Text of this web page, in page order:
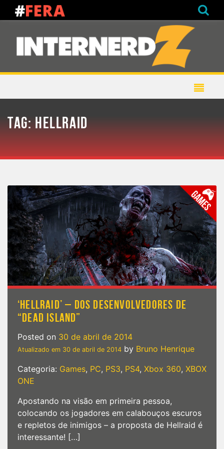
TAG:HELLRAID
‘HELLRAID’ – DOS DESENVOLVEDORES DE
“DEAD ISLAND”
Posted on 30 de abril de 2014
Atualizado em 30 de abril de 2014 by Bruno Henrique
Categoria: Games, PC, PS3, PS4, Xbox 360, XBOX
ONE
Apostando na visão em primeira pessoa,
colocando os jogadores em calabouços escuros
e repletos de inimigos – a proposta de Hellraid é
interessante! […]